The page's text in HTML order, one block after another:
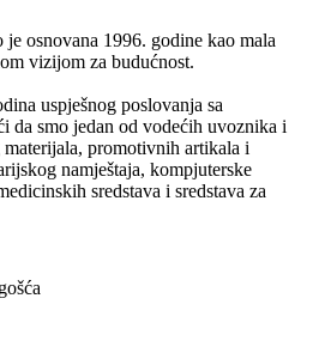
osnovana 1996. godine kao mala
vizijom za budućnost.
uspješnog poslovanja sa
da smo jedan od vodećih uvoznika i
promotivnih artikala i
namještaja, kompjuterske
sredstava i sredstava za